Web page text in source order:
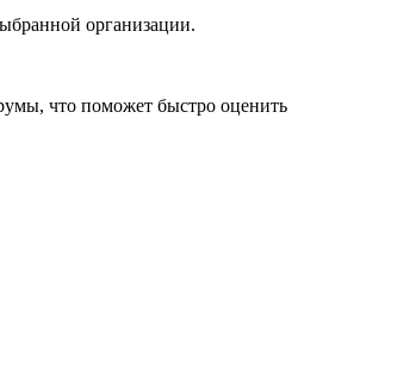
организации.
что поможет быстро оценить